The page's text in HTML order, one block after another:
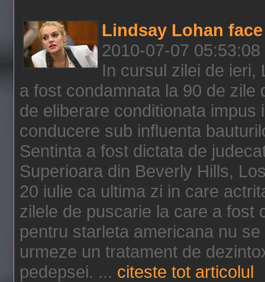
Lindsay Lohan
2010-07-07 05:53:08
In cursul zilei de ieri,
a fost condamnata la 90 de
de eliberare conditionata
conducere sub influenta
Sentinta a fost dictata de
Superioara din Beverly Hills,
20 iulie ca ultima zi in care
zilele de puscarie la care a fost
pentru starleta americana nu
urmeze un tratament de
pedepsei. ... citeste tot articolul